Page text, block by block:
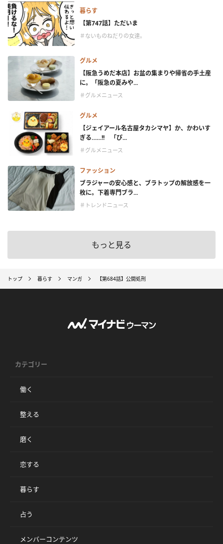
暮らす
【第747話】ただいま
＃ないものねだりの女達。
グルメ
【阪急うめだ本店】お盆の集まりや帰省の手土産
に。「阪急の夏みや...
＃グルメニュース
グルメ
【ジェイアール名古屋タカシマヤ】か、かわいす
ぎる……!! 「ぴ...
＃グルメニュース
ファッション
ブラジャーの安心感と、ブラトップの解放感を一
枚に。下着専門ブラ...
＃トレンドニュース
もっと見る
トップ 暮らす マンガ 【第684話】公開処刑
カテゴリー
働く
整える
磨く
恋する
暮らす
占う
メンバーコンテンツ